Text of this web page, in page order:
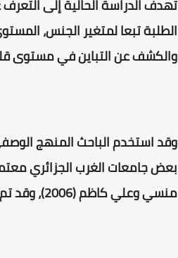
تهدف الدراسة الحالية إلى
الطلبة تبعا لمتغير الجنس،
والكشف عن التباين في مستوى
بعضجامعات الغرب الجزائري
منسي وعلي كاظم (2006)، وقد تم تحليل المعطيات باستخدام الحزمة الإحصائية الاجتماعية (SPSS20) ..